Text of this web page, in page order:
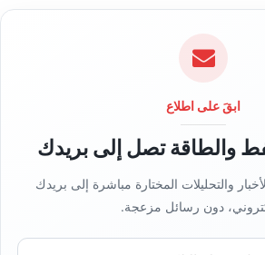
ل
ي
ب
ابقَ على اطلاع
والطاقة تصل إلى بريدك
والتحليلات المختارة مباشرة إلى بريدك
دون رسائل مزعجة.